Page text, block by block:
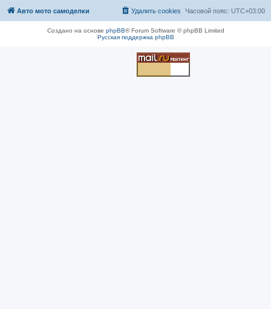
Авто мото самоделки Часовой пояс: UTC+03:00
Удалить cookies
Создано на основе phpBB® Forum Software © phpBB Limited
Русская поддержка phpBB